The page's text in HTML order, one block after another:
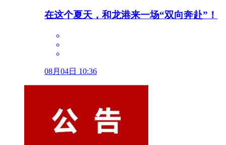
在这个夏天，和龙港来一场“双向奔赴”！
08月04日 10:36